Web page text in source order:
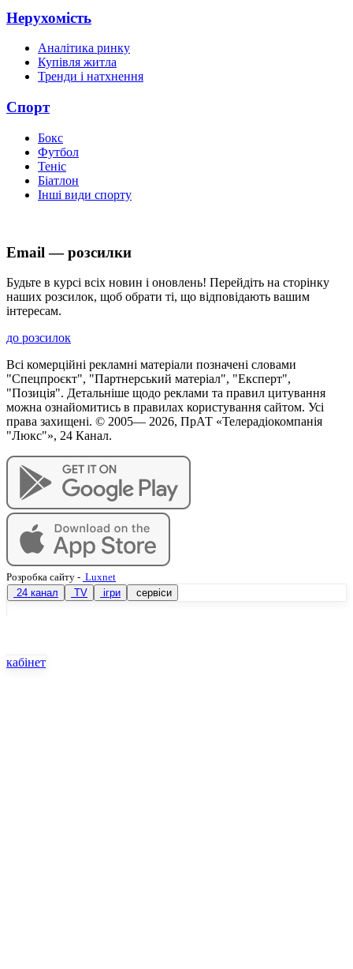
Нерухомість
Аналітика ринку
Купівля житла
Тренди і натхнення
Спорт
Бокс
Футбол
Теніс
Біатлон
Інші види спорту
Email — розсилки
Будьте в курсі всіх новин і оновлень! Перейдіть на сторінку
наших розсилок, щоб обрати ті, що відповідають вашим
інтересам.
до розсилок
Всі комерційні рекламні матеріали позначені словами
"Спецпроєкт", "Партнерський матеріал", "Експерт",
"Позиція". Детальніше щодо реклами та правил цитування
можна ознайомитись в правилах користування сайтом. Усі
права захищені. © 2005— 2026, ПрАТ «Телерадіокомпанія
"Люкс"», 24 Канал.
Розробка сайту - Luxnet
24 канал
TV ігри сервіси
кабінет